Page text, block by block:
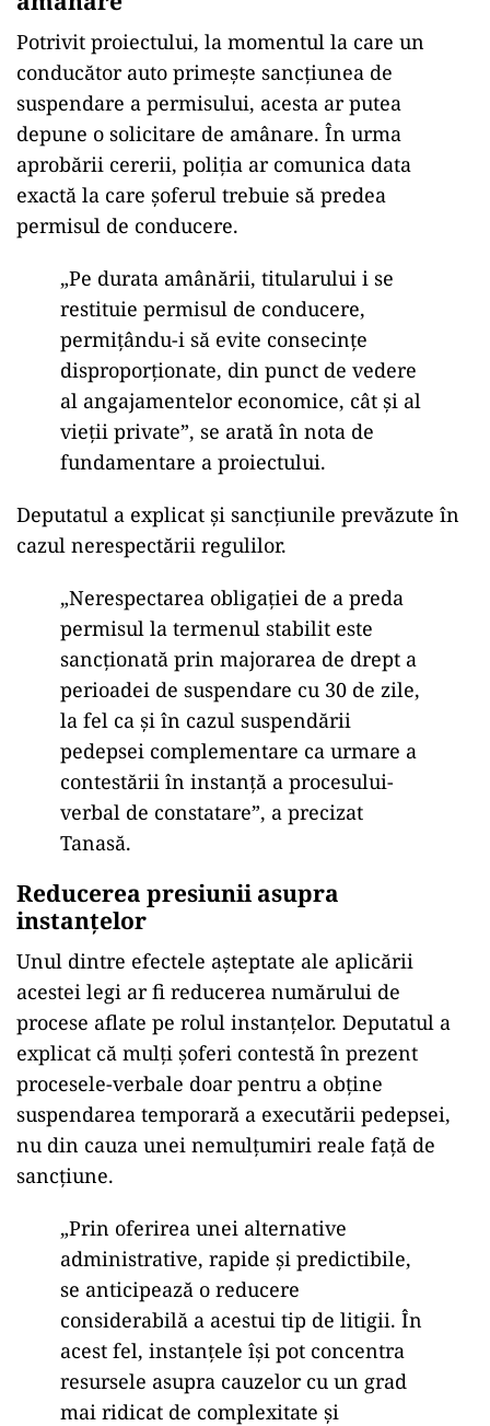
Potrivit proiectului, la momentul la care un
conducător auto primește sancțiunea de
suspendare a permisului, acesta ar putea
depune o solicitare de amânare. În urma
aprobării cererii, poliția ar comunica data
exactă la care șoferul trebuie să predea
permisul de conducere.
„Pe durata amânării, titularului i se
restituie permisul de conducere,
permițându-i să evite consecințe
disproporționate, din punct de vedere
al angajamentelor economice, cât și al
vieții private”, se arată în nota de
fundamentare a proiectului.
Deputatul a explicat și sancțiunile prevăzute în
cazul nerespectării regulilor.
„Nerespectarea obligației de a preda
permisul la termenul stabilit este
sancționată prin majorarea de drept a
perioadei de suspendare cu 30 de zile,
la fel ca și în cazul suspendării
pedepsei complementare ca urmare a
contestării în instanță a procesului-
verbal de constatare”, a precizat
Tanasă.
Reducerea presiunii asupra
instanțelor
Unul dintre efectele așteptate ale aplicării
acestei legi ar fi reducerea numărului de
procese aflate pe rolul instanțelor. Deputatul a
explicat că mulți șoferi contestă în prezent
procesele-verbale doar pentru a obține
suspendarea temporară a executării pedepsei,
nu din cauza unei nemulțumiri reale față de
sancțiune.
„Prin oferirea unei alternative
administrative, rapide și predictibile,
se anticipează o reducere
considerabilă a acestui tip de litigii. În
acest fel, instanțele își pot concentra
resursele asupra cauzelor cu un grad
mai ridicat de complexitate și